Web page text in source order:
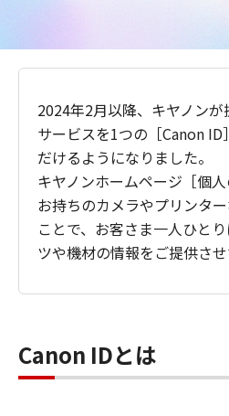
2024年2月以降、キヤノン
サービスを1つの［Canon
だけるようになりました。
キヤノンホームページ［個人
お持ちのカメラやプリンタ
ことで、お客さま一人ひと
ツや機材の情報をご提供させ
Canon IDとは